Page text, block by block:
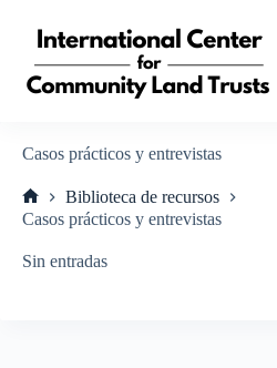
contenido
Casos prácticos y entrevistas
Inicio
Biblioteca de recursos
Casos prácticos y entrevistas
Sin entradas